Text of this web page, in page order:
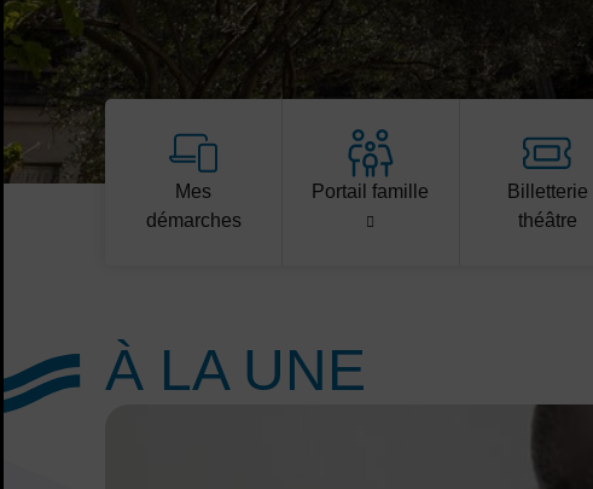
Accès rapides
Mes
démarches
Portail famille
Billetterie
théâtre
À LA UNE